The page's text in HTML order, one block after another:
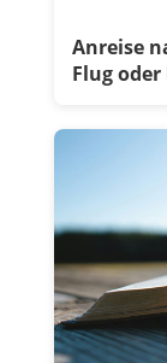
Anreise
Flug oder